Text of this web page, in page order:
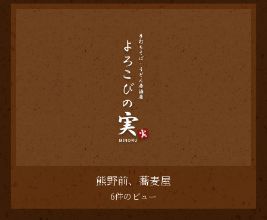
熊野前、蕎麦屋
6件のビュー